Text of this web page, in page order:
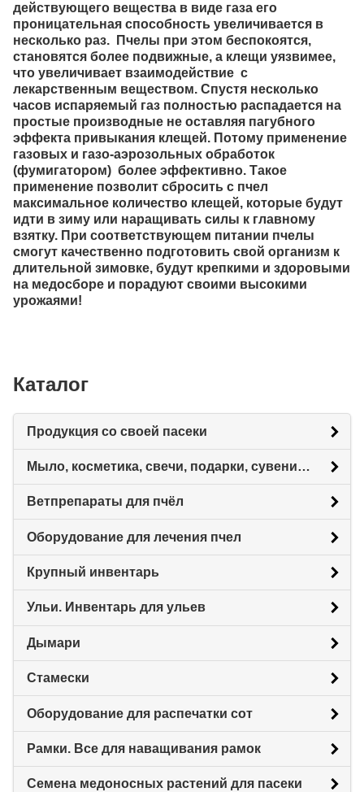
действующего вещества в виде газа его
проницательная способность увеличивается в
несколько раз. Пчелы при этом беспокоятся,
становятся более подвижные, а клещи уязвимее,
что увеличивает взаимодействие с
лекарственным веществом. Спустя несколько
часов испаряемый газ полностью распадается на
простые производные не оставляя пагубного
эффекта привыкания клещей. Потому применение
газовых и газо-аэрозольных обработок
(фумигатором) более эффективно. Такое
применение позволит сбросить с пчел
максимальное количество клещей, которые будут
идти в зиму или наращивать силы к главному
взятку. При соответствующем питании пчелы
смогут качественно подготовить свой организм к
длительной зимовке, будут крепкими и здоровыми
на медосборе и порадуют своими высокими
урожаями!
Каталог
Продукция со своей пасеки
Мыло, косметика, свечи, подарки, сувениры.
Ветпрепараты для пчёл
Оборудование для лечения пчел
Крупный инвентарь
Ульи. Инвентарь для ульев
Дымари
Стамески
Оборудование для распечатки сот
Рамки. Все для наващивания рамок
Семена медоносных растений для пасеки